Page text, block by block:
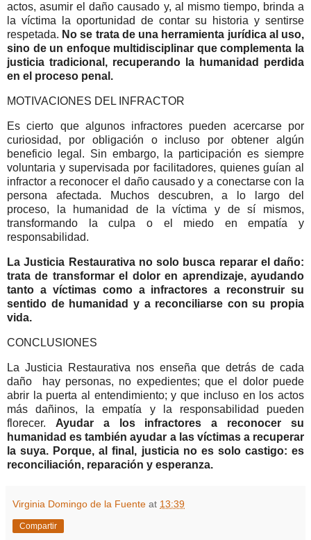
actos, asumir el daño causado y, al mismo tiempo, brinda a
la víctima la oportunidad de contar su historia y sentirse
respetada. No se trata de una herramienta jurídica al uso,
sino de un enfoque multidisciplinar que complementa la
justicia tradicional, recuperando la humanidad perdida
en el proceso penal.
MOTIVACIONES DEL INFRACTOR
Es cierto que algunos infractores pueden acercarse por
curiosidad, por obligación o incluso por obtener algún
beneficio legal. Sin embargo, la participación es siempre
voluntaria y supervisada por facilitadores, quienes guían al
infractor a reconocer el daño causado y a conectarse con la
persona afectada. Muchos descubren, a lo largo del
proceso, la humanidad de la víctima y de sí mismos,
transformando la culpa o el miedo en empatía y
responsabilidad.
La Justicia Restaurativa no solo busca reparar el daño:
trata de transformar el dolor en aprendizaje, ayudando
tanto a víctimas como a infractores a reconstruir su
sentido de humanidad y a reconciliarse con su propia
vida.
CONCLUSIONES
La Justicia Restaurativa nos enseña que detrás de cada
daño hay personas, no expedientes; que el dolor puede
abrir la puerta al entendimiento; y que incluso en los actos
más dañinos, la empatía y la responsabilidad pueden
florecer. Ayudar a los infractores a reconocer su
humanidad es también ayudar a las víctimas a recuperar
la suya. Porque, al final, justicia no es solo castigo: es
reconciliación, reparación y esperanza.
Virginia Domingo de la Fuente at 13:39
Compartir